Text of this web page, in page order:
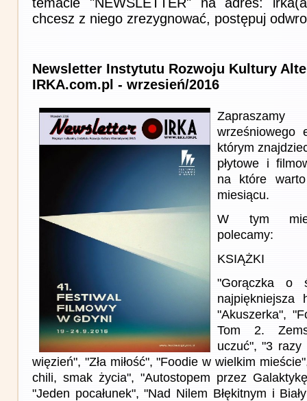
chcesz z niego zrezygnować, postępuj
Newsletter Instytutu Rozwoju Kultury
IRKA.com.pl - wrzesień/2016
wrześniowego
którym
płytowe i
na które
miesiącu.
W tym
polecamy:
KSIĄŻKI
"Gorączka o
najpiękniejsza
"Akuszerka",
Tom 2.
uczuć", "3 razy
więzień", "Zła miłość", "Foodie w wielkim
chili, smak życia", "Autostopem przez
"Jeden pocałunek", "Nad Nilem Błękitnym i